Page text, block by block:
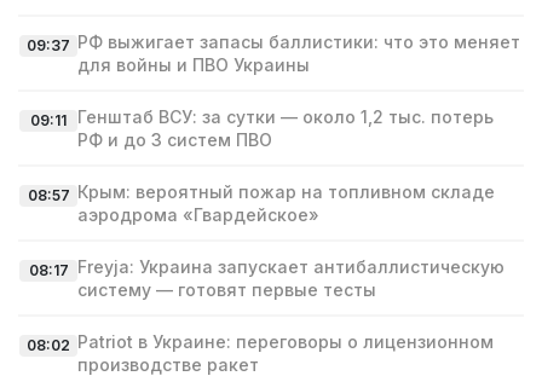
09:37 РФ выжигает запасы баллистики: что это меняет
для войны и ПВО Украины
09:11
Генштаб ВСУ: за сутки — около 1,2 тыс. потерь
РФ и до 3 систем ПВО
08:57 Крым: вероятный пожар на топливном складе
аэродрома «Гвардейское»
08:17 Freyja: Украина запускает антибаллистическую
систему — готовят первые тесты
08:02 Patriot в Украине: переговоры о лицензионном
производстве ракет